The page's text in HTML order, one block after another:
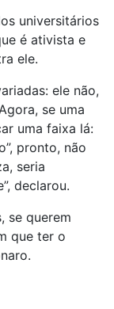
universitários
é ativista e
ele.
ele não,
se uma
uma faixa lá:
pronto, não
seria
declarou.
se querem
que ter o